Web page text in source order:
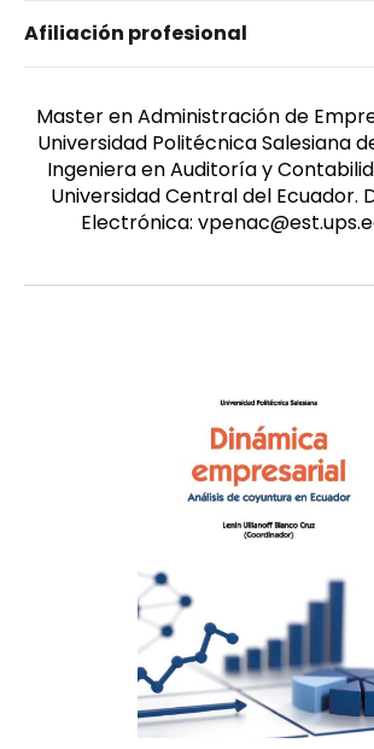
Peña Camacho, Verónica
Femenino
Afiliación profesional
Master en Administración de
Universidad Politécnica Salesiana
Ingeniera en Auditoría y
Universidad Central del Ecuador.
Electrónica: